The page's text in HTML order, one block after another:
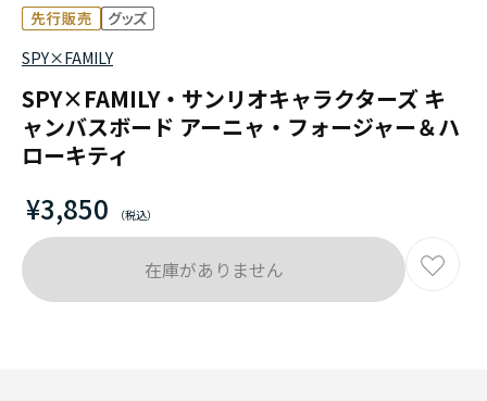
SPY×FAMILY
SPY×FAMILY・サンリオキャラクターズ キ
ャンバスボード アーニャ・フォージャー＆ハ
ローキティ
¥3,850
在庫がありません